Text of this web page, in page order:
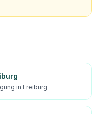
in Freiburg